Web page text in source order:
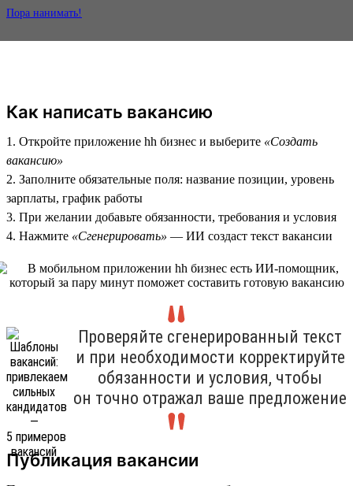
Пора нанимать!
Как написать вакансию
1. Откройте приложение hh бизнес и выберите «Создать
вакансию»
2. Заполните обязательные поля: название позиции, уровень
зарплаты, график работы
3. При желании добавьте обязанности, требования и условия
4. Нажмите «Сгенерировать» — ИИ создаст текст вакансии
Проверяйте сгенерированный текст
и при необходимости корректируйте
обязанности и условия, чтобы
он точно отражал ваше предложение
Публикация вакансии